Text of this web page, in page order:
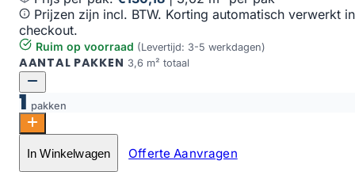
Prijzen zijn incl. BTW. Korting automatisch verwerkt in
checkout.
Ruim op voorraad (Levertijd: 3-5 werkdagen)
AANTAL PAKKEN 3,6 m² totaal
1 pakken
Rustico 20 aantal
Toevoegen aan winkelwagen
In Winkelwagen Offerte Aanvragen